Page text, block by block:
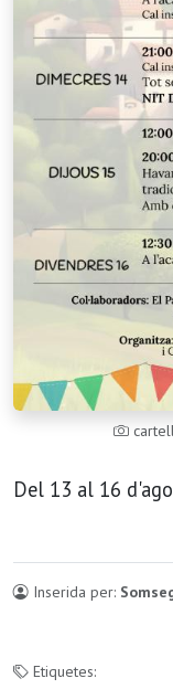
Del 13 al 16
Inserida per:
Etiquetes: